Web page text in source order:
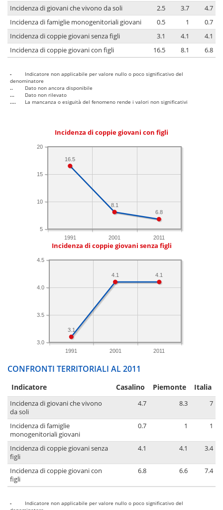
Incidenza di giovani che vivono da soli 2.5 3.7
4.7
Incidenza di famiglie monogenitoriali giovani
0.5 1
0.7
Incidenza di coppie giovani senza figli
3.1 4.1
4.1
Incidenza di coppie giovani con figli
16.5 8.1 6.8
-
Indicatore non applicabile per valore nullo o poco significativo del
denominatore
..
Dato non ancora disponibile
...
Dato non rilevato
....
La mancanza o esiguità del fenomeno rende i valori non significativi
Incidenza di coppie giovani con figli
1991 2001 2011
5
10
15
20
6.8
8.1
16.5
Incidenza di coppie giovani senza figli
1991 2001 2011
3.0
3.5
4.0
4.5
4.1
4.1
3.1
CONFRONTI TERRITORIALI AL 2011
Indicatore Casalino Piemonte Italia
Incidenza di giovani che vivono
da soli
4.7 8.3 7
Incidenza di famiglie
monogenitoriali giovani
0.7 1 1
Incidenza di coppie giovani senza
figli
4.1 4.1 3.4
Incidenza di coppie giovani con
figli
6.8 6.6 7.4
-
Indicatore non applicabile per valore nullo o poco significativo del